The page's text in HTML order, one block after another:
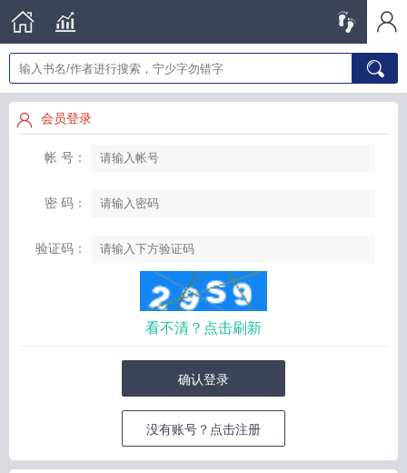
会员登录
帐 号：
密 码：
验证码：
看不清？点击刷新
确认登录
没有账号？点击注册